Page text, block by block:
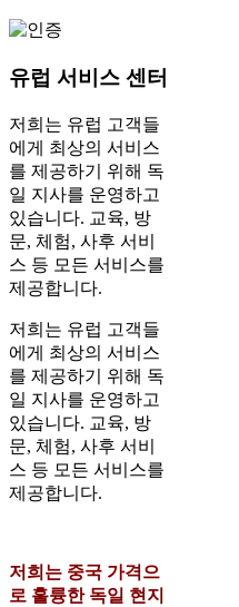
유럽 ​​서비스 센터
저희는 유럽 고객들
에게 최상의 서비스
를 제공하기 위해 독
일 지사를 운영하고
있습니다. 교육, 방
문, 체험, 사후 서비
스 등 모든 서비스를
제공합니다.
저희는 유럽 고객들
에게 최상의 서비스
를 제공하기 위해 독
일 지사를 운영하고
있습니다. 교육, 방
문, 체험, 사후 서비
스 등 모든 서비스를
제공합니다.
저희는 중국 가격으
로 훌륭한 독일 현지